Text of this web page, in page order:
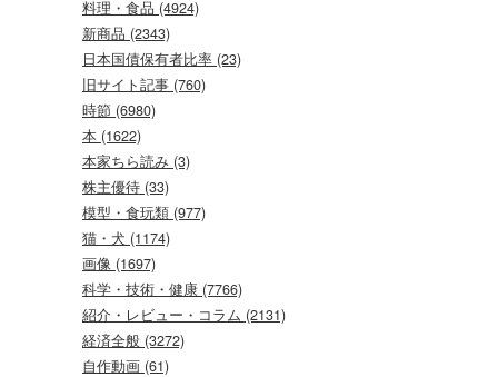
料理・食品 (4924)
新商品 (2343)
日本国債保有者比率 (23)
旧サイト記事 (760)
時節 (6980)
本 (1622)
本家ちら読み (3)
株主優待 (33)
模型・食玩類 (977)
猫・犬 (1174)
画像 (1697)
科学・技術・健康 (7766)
紹介・レビュー・コラム (2131)
経済全般 (3272)
自作動画 (61)